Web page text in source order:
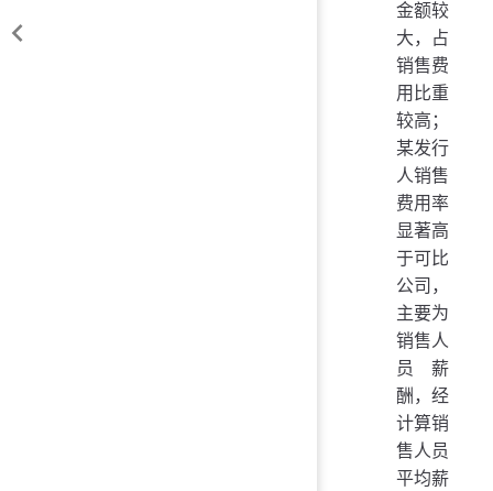
金额较
大，占
销售费
用比重
较高；
某发行
人销售
费用率
显著高
于可比
公司，
主要为
销售人
员薪
酬，经
计算销
售人员
平均薪